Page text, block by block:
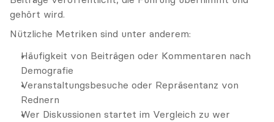
gehört wird.
Nützliche Metriken sind unter anderem:
Häufigkeit von Beiträgen oder Kommentaren nach
Demografie
Veranstaltungsbesuche oder Repräsentanz von
Rednern
Wer Diskussionen startet im Vergleich zu wer